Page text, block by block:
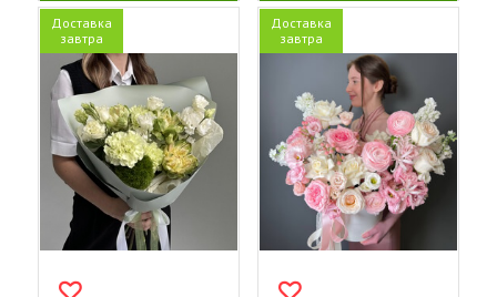
Доставка
завтра
Доставка
завтра